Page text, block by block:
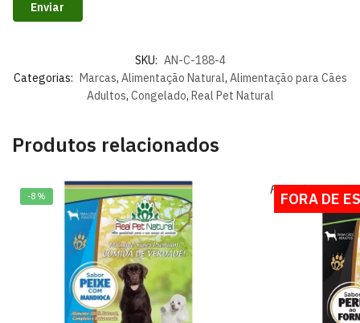
SKU: AN-C-188-4
Categorias:
Marcas, Alimentação Natural, Alimentação para Cães
Adultos, Congelado, Real Pet Natural
Produtos relacionados
-8% Fora do estoque
FORA DE